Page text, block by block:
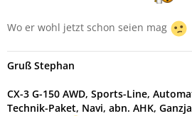
Wo er wohl jetzt schon seien mag
Gruß Stephan
CX-3 G-150 AWD, Sports-Line,
Technik-Paket, Navi, abn. AHK,